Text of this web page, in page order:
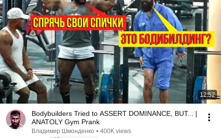
12:52
Bodybuilders Tried to ASSERT DOMINANCE, BUT... |
ANATOLY Gym Prank
Владимир Шмонденко • 400K views